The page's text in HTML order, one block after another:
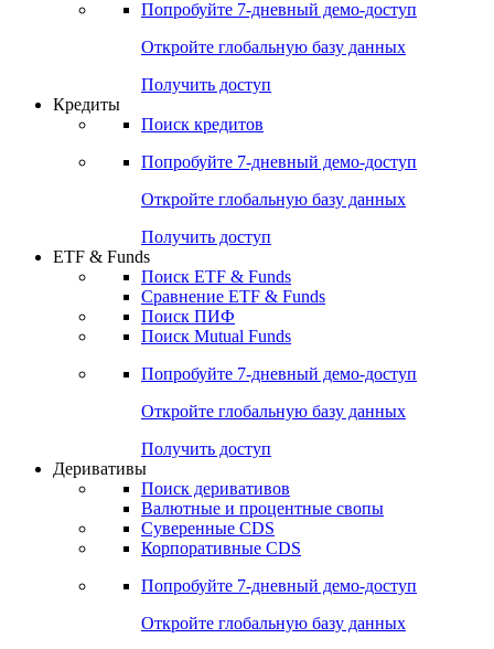
Попробуйте 7-дневный демо-доступ
Откройте глобальную базу данных
Получить доступ
Кредиты
Поиск кредитов
Попробуйте 7-дневный демо-доступ
Откройте глобальную базу данных
Получить доступ
ETF & Funds
Поиск ETF & Funds
Сравнение ETF & Funds
Поиск ПИФ
Поиск Mutual Funds
Попробуйте 7-дневный демо-доступ
Откройте глобальную базу данных
Получить доступ
Деривативы
Поиск деривативов
Валютные и процентные свопы
Суверенные CDS
Корпоративные CDS
Попробуйте 7-дневный демо-доступ
Откройте глобальную базу данных